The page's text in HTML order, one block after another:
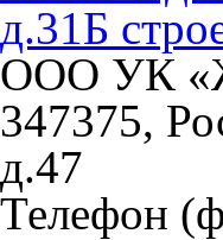
д.31Б
ООО УК
347375,
д.47
Телефон